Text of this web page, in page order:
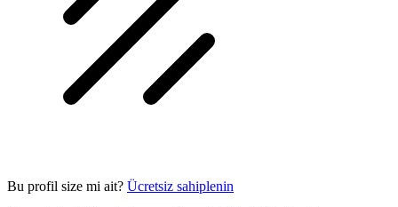
Bu profil size mi ait? Ücretsiz sahiplenin